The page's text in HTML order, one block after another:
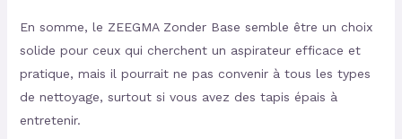
En somme, le ZEEGMA Zonder Base semble être un choix
solide pour ceux qui cherchent un aspirateur efficace et
pratique, mais il pourrait ne pas convenir à tous les types
de nettoyage, surtout si vous avez des tapis épais à
entretenir.